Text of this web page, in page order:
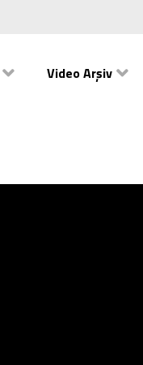
Video Arşiv